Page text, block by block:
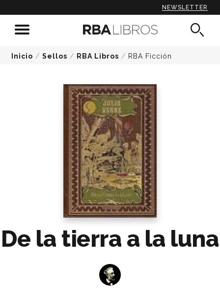
NEWSLETTER
Inicio / Sellos / RBA Libros / RBA Ficción
De la tierra a la luna